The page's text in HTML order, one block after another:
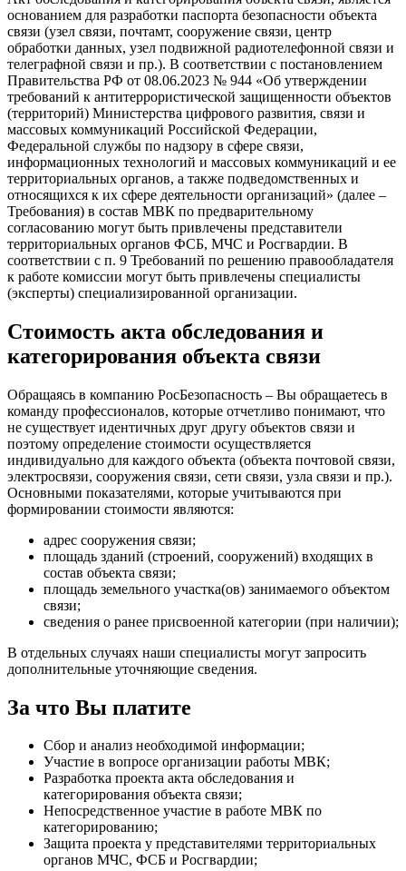
основанием для разработки паспорта безопасности объекта
связи (узел связи, почтамт, сооружение связи, центр
обработки данных, узел подвижной радиотелефонной связи и
телеграфной связи и пр.). В соответствии с постановлением
Правительства РФ от 08.06.2023 № 944 «Об утверждении
требований к антитеррористической защищенности объектов
(территорий) Министерства цифрового развития, связи и
массовых коммуникаций Российской Федерации,
Федеральной службы по надзору в сфере связи,
информационных технологий и массовых коммуникаций и ее
территориальных органов, а также подведомственных и
относящихся к их сфере деятельности организаций» (далее –
Требования) в состав МВК по предварительному
согласованию могут быть привлечены представители
территориальных органов ФСБ, МЧС и Росгвардии. В
соответствии с п. 9 Требований по решению правообладателя
к работе комиссии могут быть привлечены специалисты
(эксперты) специализированной организации.
Стоимость акта обследования и
категорирования объекта связи
Обращаясь в компанию РосБезопасность – Вы обращаетесь в
команду профессионалов, которые отчетливо понимают, что
не существует идентичных друг другу объектов связи и
поэтому определение стоимости осуществляется
индивидуально для каждого объекта (объекта почтовой связи,
электросвязи, сооружения связи, сети связи, узла связи и пр.).
Основными показателями, которые учитываются при
формировании стоимости являются:
адрес сооружения связи;
площадь зданий (строений, сооружений) входящих в
состав объекта связи;
площадь земельного участка(ов) занимаемого объектом
связи;
сведения о ранее присвоенной категории (при наличии);
В отдельных случаях наши специалисты могут запросить
дополнительные уточняющие сведения.
За что Вы платите
Сбор и анализ необходимой информации;
Участие в вопросе организации работы МВК;
Разработка проекта акта обследования и
категорирования объекта связи;
Непосредственное участие в работе МВК по
категорированию;
Защита проекта у представителями территориальных
органов МЧС, ФСБ и Росгвардии;